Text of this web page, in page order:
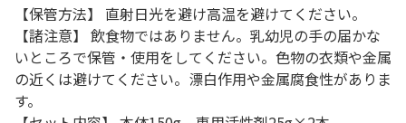
【保管方法】 直射日光を避け高温を避けてください。
【諸注意】 飲食物ではありません。乳幼児の手の届かな
いところで保管・使用をしてください。色物の衣類や金属
の近くは避けてください。漂白作用や金属腐食性がありま
す。